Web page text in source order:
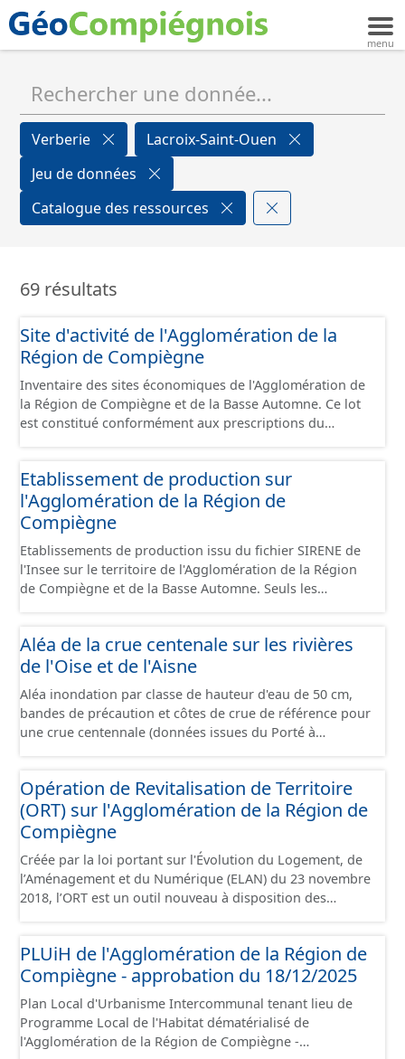
Verberie
Lacroix-Saint-Ouen
Jeu de données
Catalogue des ressources
69 résultats
Site d'activité de l'Agglomération de la
Région de Compiègne
Inventaire des sites économiques de l'Agglomération de
la Région de Compiègne et de la Basse Automne. Ce lot
est constitué conformément aux prescriptions du
Etablissement de production sur
l'Agglomération de la Région de
Compiègne
Etablissements de production issu du fichier SIRENE de
l'Insee sur le territoire de l'Agglomération de la Région
de Compiègne et de la Basse Automne. Seuls les
et structurés conformément aux prescriptions du
standard CNIG Sites Economiques. Ce lot ne contient pas
jour. Il est filtré au-delà des prescriptions du CNIG se
limitant aux SCI.
Aléa de la crue centenale sur les rivières
de l'Oise et de l'Aisne
Aléa inondation par classe de hauteur d'eau de 50 cm,
bandes de précaution et côtes de crue de référence pour
une crue centennale (données issues du Porté à
Opération de Revitalisation de Territoire
(ORT) sur l'Agglomération de la Région de
Compiègne
Créée par la loi portant sur l'Évolution du Logement, de
l’Aménagement et du Numérique (ELAN) du 23 novembre
2018, l’ORT est un outil nouveau à disposition des
économique et social, pour lutter prioritairement contre
la dévitalisation des centres-villes. L’ORT vise une
requalification d’ensemble d’un centre-ville dont elle
facilite la rénovation du parc de logements, de locaux
commerciaux et artisanaux, et plus globalement le tissu
urbain, pour créer un cadre de vie attractif propice au
PLUiH de l'Agglomération de la Région de
Compiègne - approbation du 18/12/2025
Plan Local d'Urbanisme Intercommunal tenant lieu de
Programme Local de l'Habitat dématérialisé de
l'Agglomération de la Région de Compiègne -